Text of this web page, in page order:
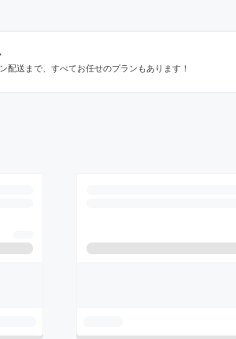
配送まで、すべてお任せのプランもあります！